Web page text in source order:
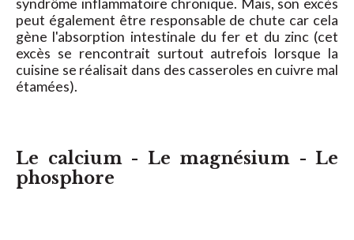
peut également être responsable de chute car cela
gène l'absorption intestinale du fer et du zinc (cet
excès se rencontrait surtout autrefois lorsque la
cuisine se réalisait dans des casseroles en cuivre mal
étamées).
Le calcium - Le magnésium - Le
phosphore